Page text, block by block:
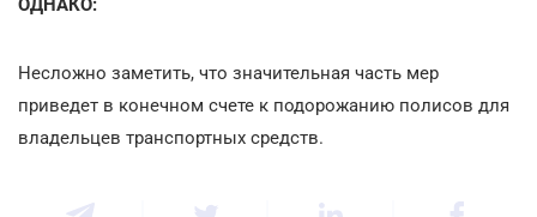
ОДНАКО:
Несложно заметить, что значительная часть мер
приведет в конечном счете к подорожанию полисов для
владельцев транспортных средств.